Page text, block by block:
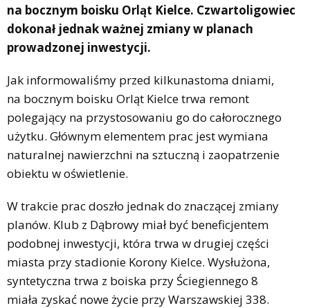
na bocznym boisku Orląt Kielce. Czwartoligowiec
dokonał jednak ważnej zmiany w planach
prowadzonej inwestycji.
Jak informowaliśmy przed kilkunastoma dniami,
na bocznym boisku Orląt Kielce trwa remont
polegający na przystosowaniu go do całorocznego
użytku. Głównym elementem prac jest wymiana
naturalnej nawierzchni na sztuczną i zaopatrzenie
obiektu w oświetlenie.
W trakcie prac doszło jednak do znaczącej zmiany
planów. Klub z Dąbrowy miał być beneficjentem
podobnej inwestycji, która trwa w drugiej części
miasta przy stadionie Korony Kielce. Wysłużona,
syntetyczna trwa z boiska przy Ściegiennego 8
miała zyskać nowe życie przy Warszawskiej 338.